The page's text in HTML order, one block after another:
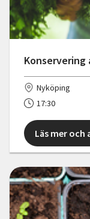
Konservering
Nyköping
17:30
Läs mer och